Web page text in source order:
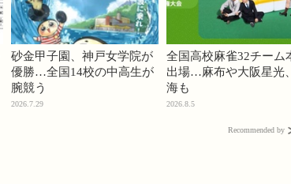
砂金甲子園、神戸女学院が
優勝…全国14校の中高生が
腕競う
2026.7.29
全国高校麻雀32チーム
出場…麻布や大阪星光
海も
2026.8.5
Recommended by